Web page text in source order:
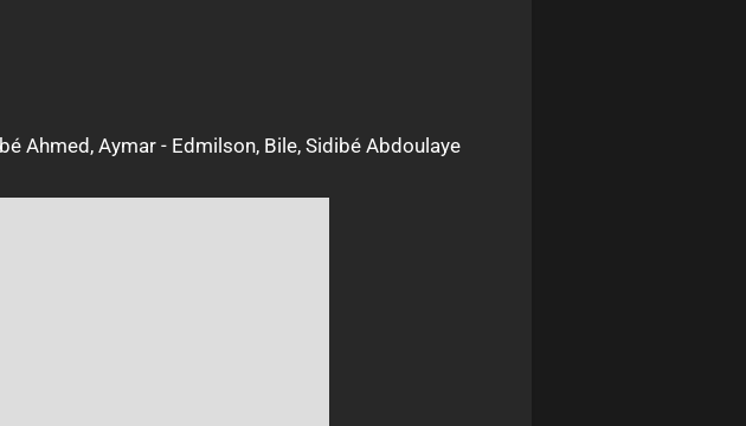
Ahmed, Aymar - Edmilson, Bile, Sidibé Abdoulaye